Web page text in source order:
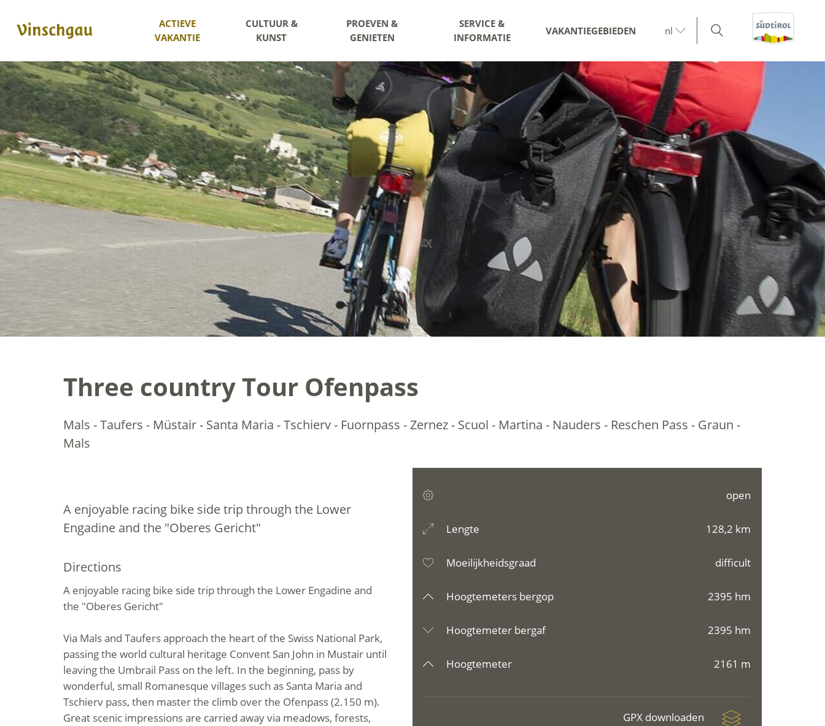
ACTIEVE
VAKANTIE
CULTUUR &
KUNST
PROEVEN &
GENIETEN
SERVICE &
INFORMATIE
VAKANTIEGEBIEDEN nl
Three country Tour Ofenpass
Mals - Taufers - Müstair - Santa Maria - Tschierv - Fuornpass - Zernez - Scuol - Martina - Nauders - Reschen Pass - Graun -
Mals
A enjoyable racing bike side trip through the Lower
Engadine and the "Oberes Gericht"
Directions
A enjoyable racing bike side trip through the Lower Engadine and
the "Oberes Gericht"
Via Mals and Taufers approach the heart of the Swiss National Park,
passing the world cultural heritage Convent San John in Mustair until
leaving the Umbrail Pass on the left. In the beginning, pass by
wonderful, small Romanesque villages such as Santa Maria and
Tschierv pass, then master the climb over the Ofenpass (2.150 m).
Great scenic impressions are carried away via meadows, forests,
open
Lengte 128,2 km
Moeilijkheidsgraad difficult
Hoogtemeters bergop 2395 hm
Hoogtemeter bergaf 2395 hm
Hoogtemeter 2161 m
GPX downloaden